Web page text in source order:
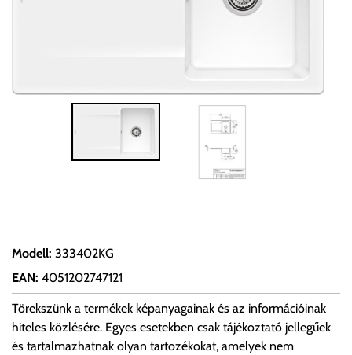
Modell: 333402KG
EAN: 4051202747121
Törekszünk a termékek képanyagainak és az információinak
hiteles közlésére. Egyes esetekben csak tájékoztató jellegűek
és tartalmazhatnak olyan tartozékokat, amelyek nem